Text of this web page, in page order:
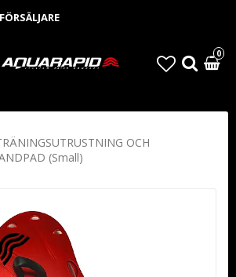
0
OCH
(Small)